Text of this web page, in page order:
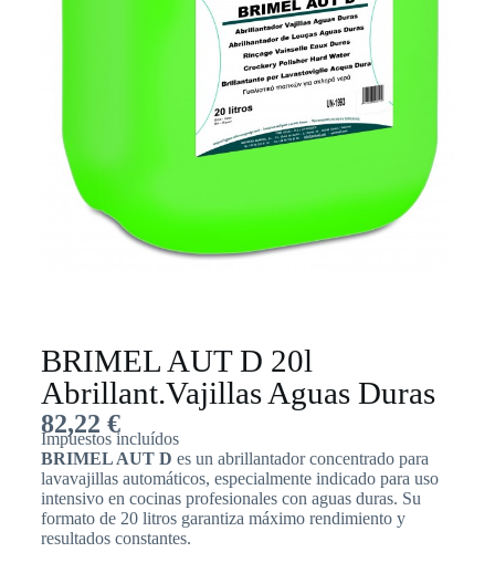
BRIMEL AUT D 20l
Abrillant.Vajillas Aguas Duras
82,22 €
Impuestos incluídos
BRIMEL AUT D es un abrillantador concentrado para
lavavajillas automáticos, especialmente indicado para uso
intensivo en cocinas profesionales con aguas duras. Su
formato de 20 litros garantiza máximo rendimiento y
resultados constantes.